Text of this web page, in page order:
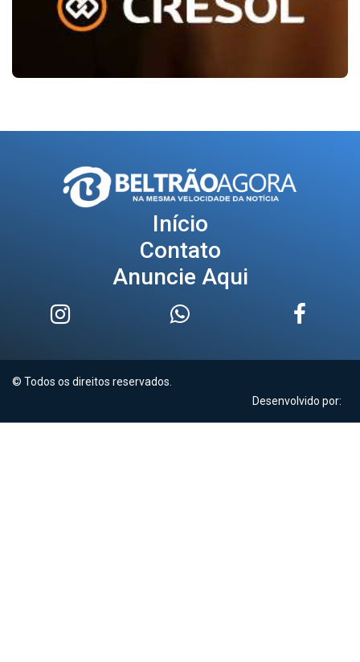
Início
Contato
Anuncie Aqui
© Todos os direitos reservados.
Desenvolvido por: